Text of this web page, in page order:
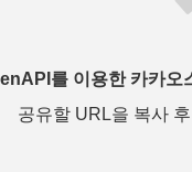
를 이용한 카카오
공유할 URL을 복사